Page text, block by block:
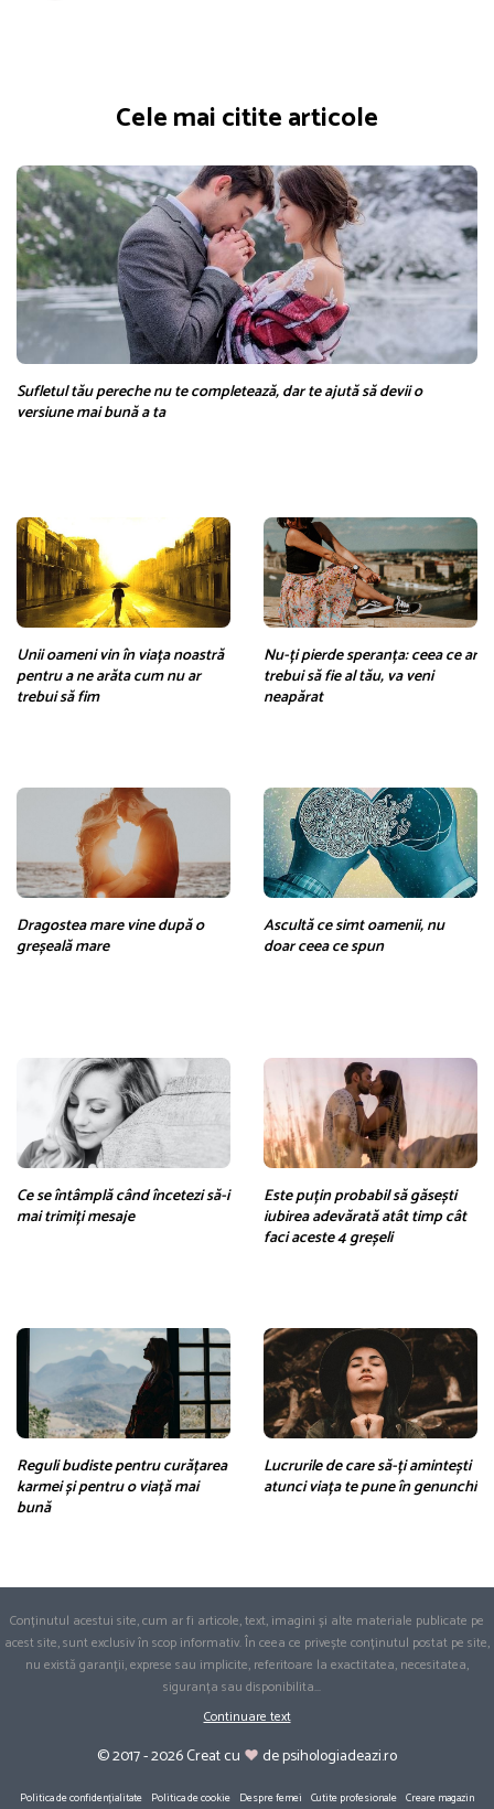
Cele mai citite articole
Sufletul tău pereche nu te completează, dar te ajută să devii o
versiune mai bună a ta
Unii oameni vin în viața noastră
pentru a ne arăta cum nu ar
trebui să fim
Nu-ți pierde speranța: ceea ce ar
trebui să fie al tău, va veni
neapărat
Dragostea mare vine după o
greșeală mare
Ascultă ce simt oamenii, nu
doar ceea ce spun
Ce se întâmplă când încetezi să-i
mai trimiți mesaje
Este puțin probabil să găsești
iubirea adevărată atât timp cât
faci aceste 4 greșeli
Reguli budiste pentru curățarea
karmei și pentru o viață mai
bună
Lucrurile de care să-ți amintești
atunci viața te pune în genunchi
Conținutul acestui site, cum ar fi articole, text, imagini și alte materiale publicate pe
acest site, sunt exclusiv în scop informativ. În ceea ce privește conținutul postat pe site,
nu există garanții, exprese sau implicite, referitoare la exactitatea, necesitatea,
siguranța sau disponibilita...
Continuare text
© 2017 - 2026 Creat cu de psihologiadeazi.ro
Politica de confidențialitate Politica de cookie Despre femei Cutite profesionale Creare magazin